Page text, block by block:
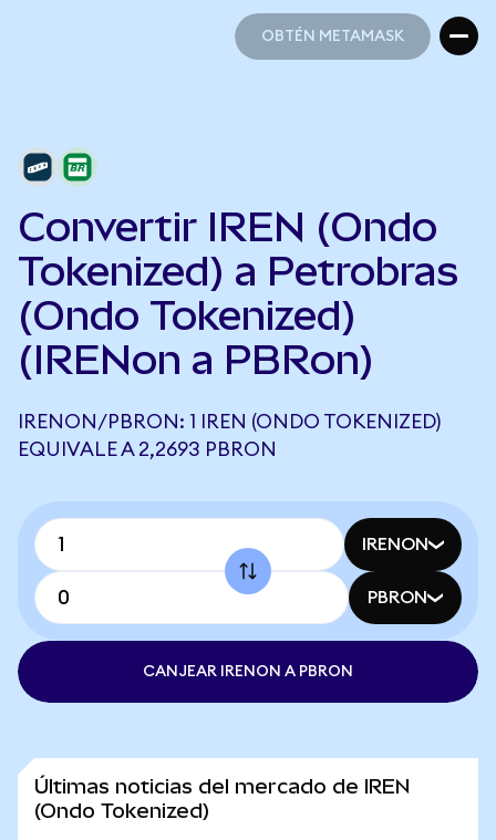
OBTÉN METAMASK
Convertir IREN (Ondo
Tokenized) a Petrobras
(Ondo Tokenized)
(IRENon a PBRon)
IRENON/PBRON: 1 IREN (ONDO TOKENIZED)
EQUIVALE A 2,2693 PBRON
IRENON
PBRON
CANJEAR IRENON A PBRON
Últimas noticias del mercado de IREN
(Ondo Tokenized)